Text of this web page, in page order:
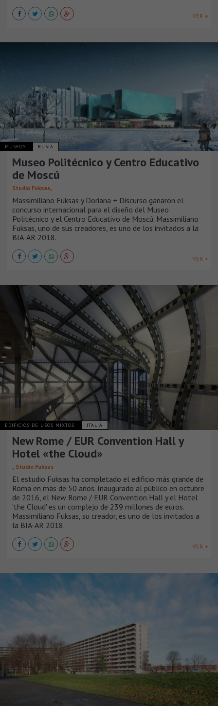
VER +
MUSEOS RUSIA
Museo Politécnico y Centro Educativo
de Moscú
Studio Fuksas,
Massimiliano Fuksas y Doriana + Discurso ganaron el
concurso internacional para el diseño del Museo
Politécnico y el Centro Educativo de Moscú. Massimiliano
Fuksas, uno de sus creadores, es uno de los invitados a la
BIA-AR 2018.
VER +
EDIFICIOS DE USOS MIXTOS ITALIA
New Rome / EUR Convention Hall y
Hotel «the Cloud»
, Studio Fuksas
El estudio Fuksas ha completado el edificio más grande de
Roma en más de 50 años. Inaugurado al público en octubre
de 2016, el New Rome / EUR Convention Hall y el Hotel
'the Cloud' es un complejo de 239 millones de euros.
Massimiliano Fuksas, su creador, es uno de los invitados a
la BIA-AR 2018.
VER +